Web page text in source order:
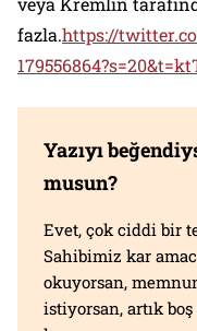
fazla.https://
Yazıyı
musun?
Evet, çok ciddi bir
Sahibimiz kar
okuyorsan,
istiyorsan, artık